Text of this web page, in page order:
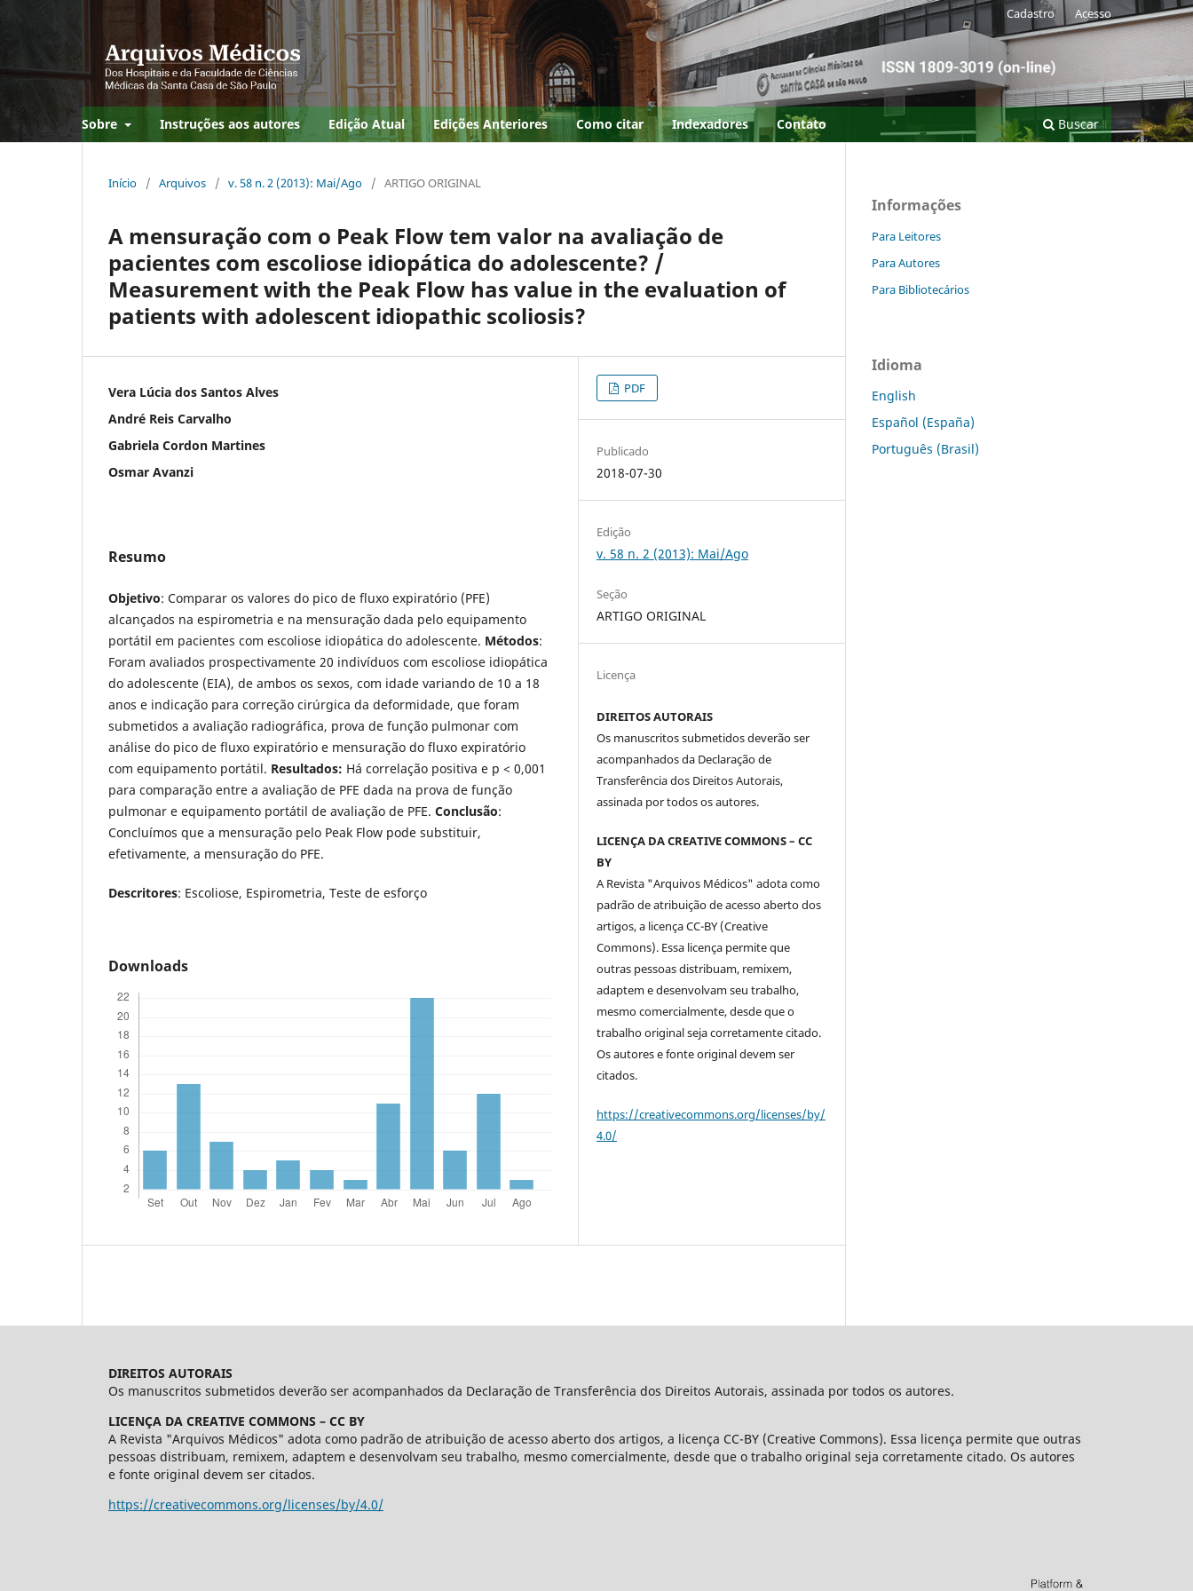
Sobre Instruções aos autores Edição Atual Edições Anteriores Como citar Indexadores Contato Buscar
Cadastro Acesso
Início / Arquivos / v. 58 n. 2 (2013): Mai/Ago / ARTIGO ORIGINAL
A mensuração com o Peak Flow tem valor na avaliação de
pacientes com escoliose idiopática do adolescente? /
Measurement with the Peak Flow has value in the evaluation of
patients with adolescent idiopathic scoliosis?
Vera Lúcia dos Santos Alves
André Reis Carvalho
Gabriela Cordon Martines
Osmar Avanzi
Resumo
Objetivo: Comparar os valores do pico de fluxo expiratório (PFE)
alcançados na espirometria e na mensuração dada pelo equipamento
portátil em pacientes com escoliose idiopática do adolescente. Métodos:
Foram avaliados prospectivamente 20 indiví­duos com escoliose idiopática
do adolescente (EIA), de ambos os sexos, com idade variando de 10 a 18
anos e indicação para correção cirúrgica da deformidade, que foram
submetidos a avaliação radiográfica, prova de função pulmonar com
análise do pico de fluxo expiratório e mensuração do fluxo expiratório
com equipamento portátil. Resultados: Há correlação positiva e p < 0,001
para comparação entre a avaliação de PFE dada na prova de função
pulmonar e equipamento portátil de avaliação de PFE. Conclusão:
Concluí­mos que a mensuração pelo Peak Flow pode substituir,
efetivamente, a mensuração do PFE.
Descritores: Escoliose, Espirometria, Teste de esforço
Downloads
PDF
Publicado
2018-07-30
Edição
v. 58 n. 2 (2013): Mai/Ago
Seção
ARTIGO ORIGINAL
Licença
DIREITOS AUTORAIS
Os manuscritos submetidos deverão ser
acompanhados da Declaração de
Transferência dos Direitos Autorais,
assinada por todos os autores.
LICENÇA DA CREATIVE COMMONS – CC
BY
A Revista "Arquivos Médicos" adota como
padrão de atribuição de acesso aberto dos
artigos, a licença CC-BY (Creative
Commons). Essa licença permite que
outras pessoas distribuam, remixem,
adaptem e desenvolvam seu trabalho,
mesmo comercialmente, desde que o
trabalho original seja corretamente citado.
Os autores e fonte original devem ser
citados.
https://creativecommons.org/licenses/by/
4.0/
Informações
Para Leitores
Para Autores
Para Bibliotecários
Idioma
English
Español (España)
Português (Brasil)
DIREITOS AUTORAIS
Os manuscritos submetidos deverão ser acompanhados da Declaração de Transferência dos Direitos Autorais, assinada por todos os autores.
LICENÇA DA CREATIVE COMMONS – CC BY
A Revista "Arquivos Médicos" adota como padrão de atribuição de acesso aberto dos artigos, a licença CC-BY (Creative Commons). Essa licença permite que outras
pessoas distribuam, remixem, adaptem e desenvolvam seu trabalho, mesmo comercialmente, desde que o trabalho original seja corretamente citado. Os autores
e fonte original devem ser citados.
https://creativecommons.org/licenses/by/4.0/